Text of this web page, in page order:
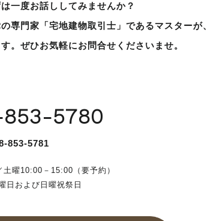
は一度お話ししてみませんか？
専門家「宅地建物取引士」 であるマスターが、
。 ぜひお気軽にお問合せくださいませ。
853-5780
853-5781
土曜10:00－15:00（要予約）
日および日曜祝祭日